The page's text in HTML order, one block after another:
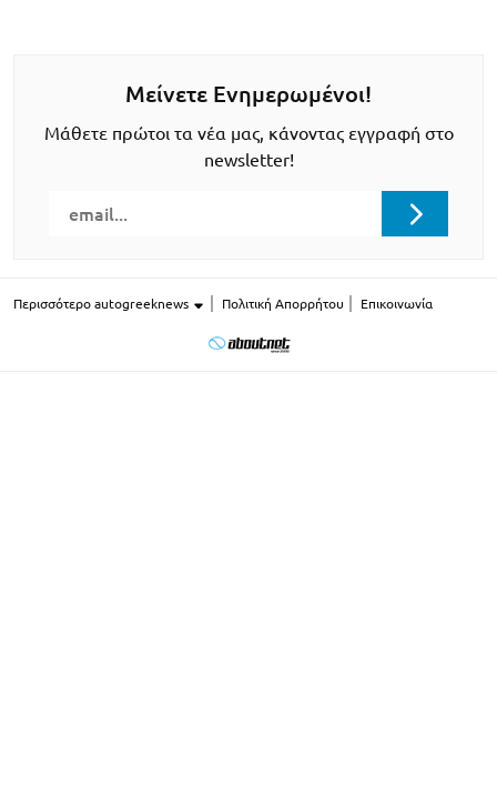
Μείνετε Ενημερωμένοι!
Μάθετε πρώτοι τα νέα μας, κάνοντας εγγραφή στο
newsletter!
Περισσότερο autogreeknews Πολιτική Απορρήτου Επικοινωνία